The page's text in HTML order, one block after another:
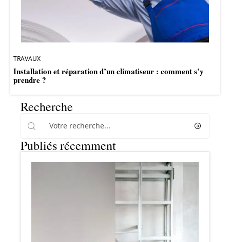
TRAVAUX
Installation et réparation d’un climatiseur : comment s’y
prendre ?
Recherche
Publiés récemment